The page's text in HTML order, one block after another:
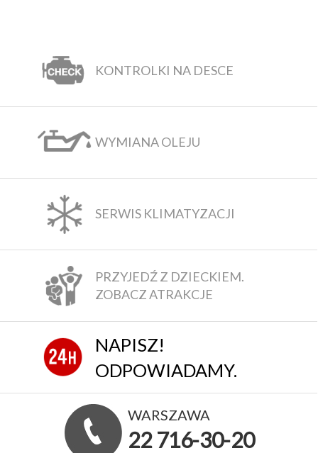
KONTROLKI NA DESCE
WYMIANA OLEJU
SERWIS KLIMATYZACJI
PRZYJEDŹ Z DZIECKIEM.
ZOBACZ ATRAKCJE
NAPISZ!
ODPOWIADAMY.
WARSZAWA
22 716-30-20